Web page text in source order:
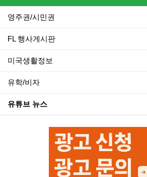
영주권/시민권
FL 행사게시판
미국생활정보
유학/비자
유튜브 뉴스